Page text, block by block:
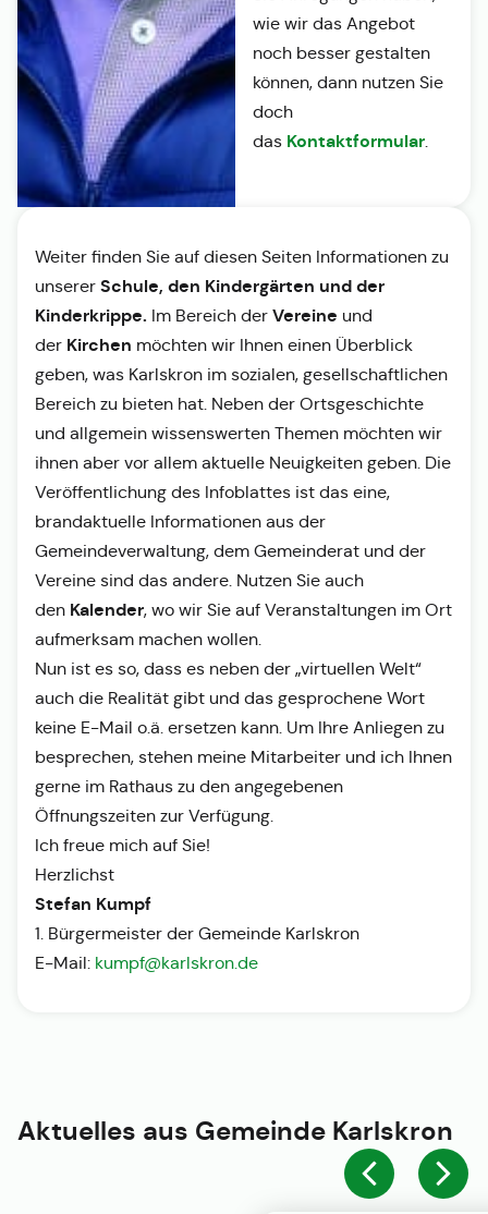
wie wir das Angebot
noch besser gestalten
können, dann nutzen Sie
doch
das Kontaktformular.
Weiter finden Sie auf diesen Seiten Informationen zu
unserer Schule, den Kindergärten und der
Kinderkrippe. Im Bereich der Vereine und
der Kirchen möchten wir Ihnen einen Überblick
geben, was Karlskron im sozialen, gesellschaftlichen
Bereich zu bieten hat. Neben der Ortsgeschichte
und allgemein wissenswerten Themen möchten wir
ihnen aber vor allem aktuelle Neuigkeiten geben. Die
Veröffentlichung des Infoblattes ist das eine,
brandaktuelle Informationen aus der
Gemeindeverwaltung, dem Gemeinderat und der
Vereine sind das andere. Nutzen Sie auch
den Kalender, wo wir Sie auf Veranstaltungen im Ort
aufmerksam machen wollen.
Nun ist es so, dass es neben der „virtuellen Welt“
auch die Realität gibt und das gesprochene Wort
keine E-Mail o.ä. ersetzen kann. Um Ihre Anliegen zu
besprechen, stehen meine Mitarbeiter und ich Ihnen
gerne im Rathaus zu den angegebenen
Öffnungszeiten zur Verfügung.
Ich freue mich auf Sie!
Herzlichst
Stefan Kumpf
1. Bürgermeister der Gemeinde Karlskron
E-Mail: kumpf@karlskron.de
Aktuelles aus Gemeinde Karlskron